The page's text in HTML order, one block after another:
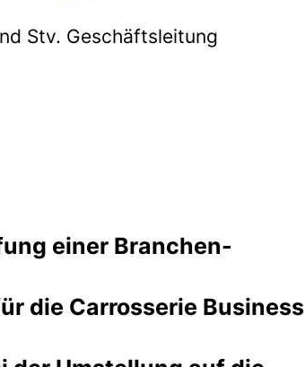
Stv. Geschäftsleitung
einer Branchen-
dadurch wertvolle Zeit in der
wichtig auf ein Produkt zu
die Carrosserie Business